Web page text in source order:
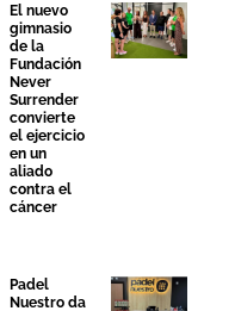
El nuevo
gimnasio
de la
Fundación
Never
Surrender
convierte
el ejercicio
en un
aliado
contra el
cáncer
Padel
Nuestro da